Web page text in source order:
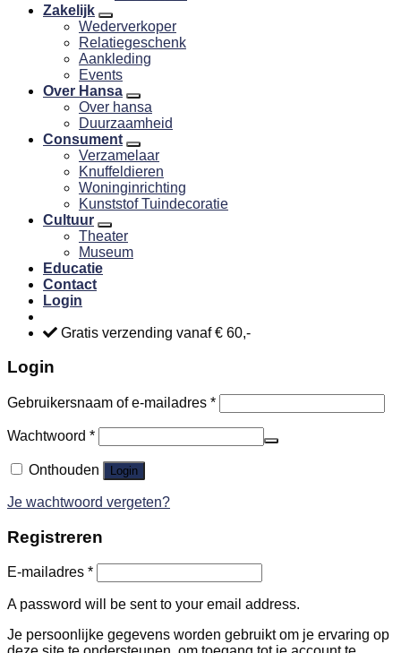
Zakelijk
Wederverkoper
Relatiegeschenk
Aankleding
Events
Over Hansa
Over hansa
Duurzaamheid
Consument
Verzamelaar
Knuffeldieren
Woninginrichting
Kunststof Tuindecoratie
Cultuur
Theater
Museum
Educatie
Contact
Login
Gratis verzending vanaf € 60,-
Login
Gebruikersnaam of e-mailadres *
Wachtwoord *
Onthouden Login
Je wachtwoord vergeten?
Registreren
E-mailadres *
A password will be sent to your email address.
Je persoonlijke gegevens worden gebruikt om je ervaring op